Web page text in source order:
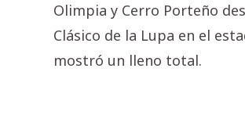
Olimpia y Cerro Porteño
Clásico de la Lupa en el
mostró un lleno total.